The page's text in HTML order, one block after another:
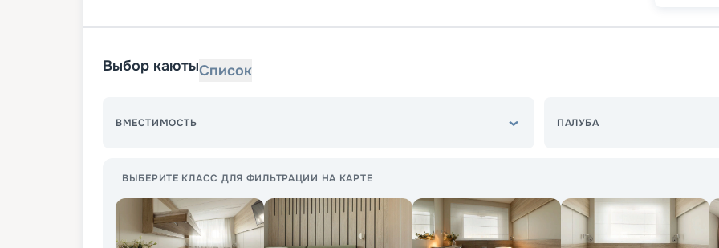
Выбор каютыСписок
ВМЕСТИМОСТЬ ПАЛУБА
ВЫБЕРИТЕ КЛАСС ДЛЯ ФИЛЬТРАЦИИ НА КАРТЕ